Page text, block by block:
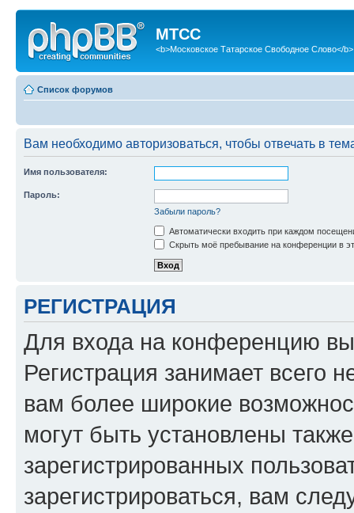
МТСС
<b>Московское Татарское Свободное Слово</b>
Список форумов
Вам необходимо авторизоваться, чтобы отвечать в
Имя пользователя:
Пароль:
Забыли пароль?
Автоматически входить при каждом
Скрыть моё пребывание на конференции в
РЕГИСТРАЦИЯ
Для входа на конференцию
Регистрация занимает всего
вам более широкие
могут быть установлены
зарегистрированных
зарегистрироваться, вам